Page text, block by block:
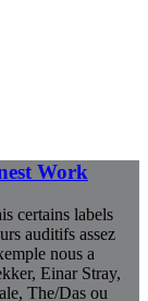
Work
certains labels
auditifs assez
nous a
Einar Stray,
The/Das ou